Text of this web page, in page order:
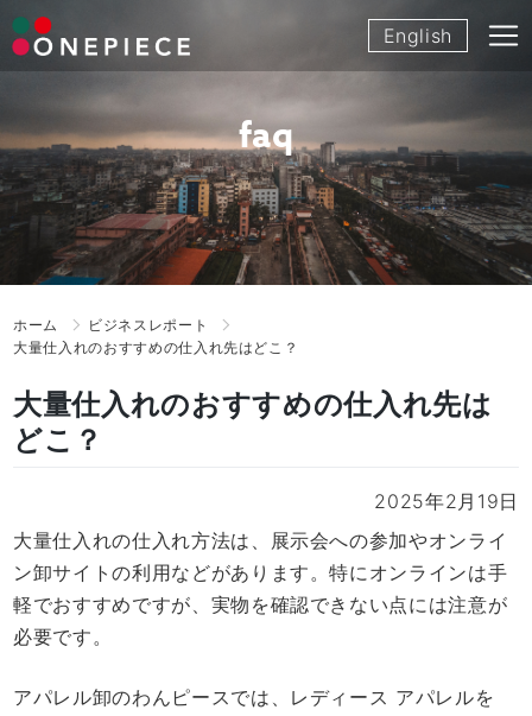
Skip
to
English
faq
ホーム
ビジネスレポート
大量仕入れのおすすめの仕入れ先はどこ？
大量仕入れのおすすめの仕入れ先は
どこ？
2025年2月19日
大量仕入れの仕入れ方法は、展示会への参加やオンライ
ン卸サイトの利用などがあります。特にオンラインは手
軽でおすすめですが、実物を確認できない点には注意が
必要です。
アパレル卸のわんピースでは、レディース アパレルを